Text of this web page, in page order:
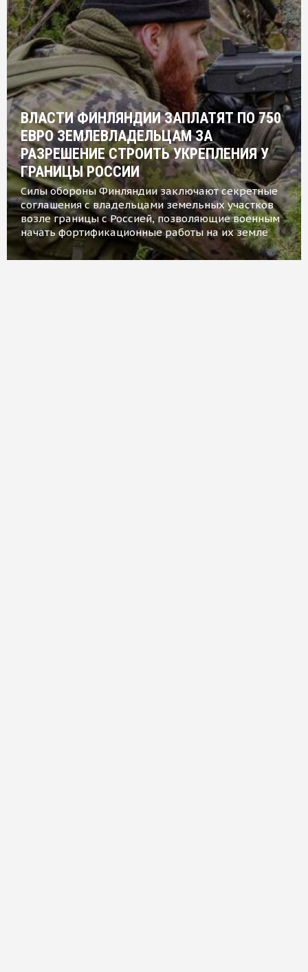
ВЛАСТИ ФИНЛЯНДИИ ЗАПЛАТЯТ ПО 750
ЕВРО ЗЕМЛЕВЛАДЕЛЬЦАМ ЗА
РАЗРЕШЕНИЕ СТРОИТЬ УКРЕПЛЕНИЯ У
ГРАНИЦЫ РОССИИ
Силы обороны Финляндии заключают секретные
соглашения с владельцами земельных участков
возле границы с Россией, позволяющие военным
начать фортификационные работы на их земле